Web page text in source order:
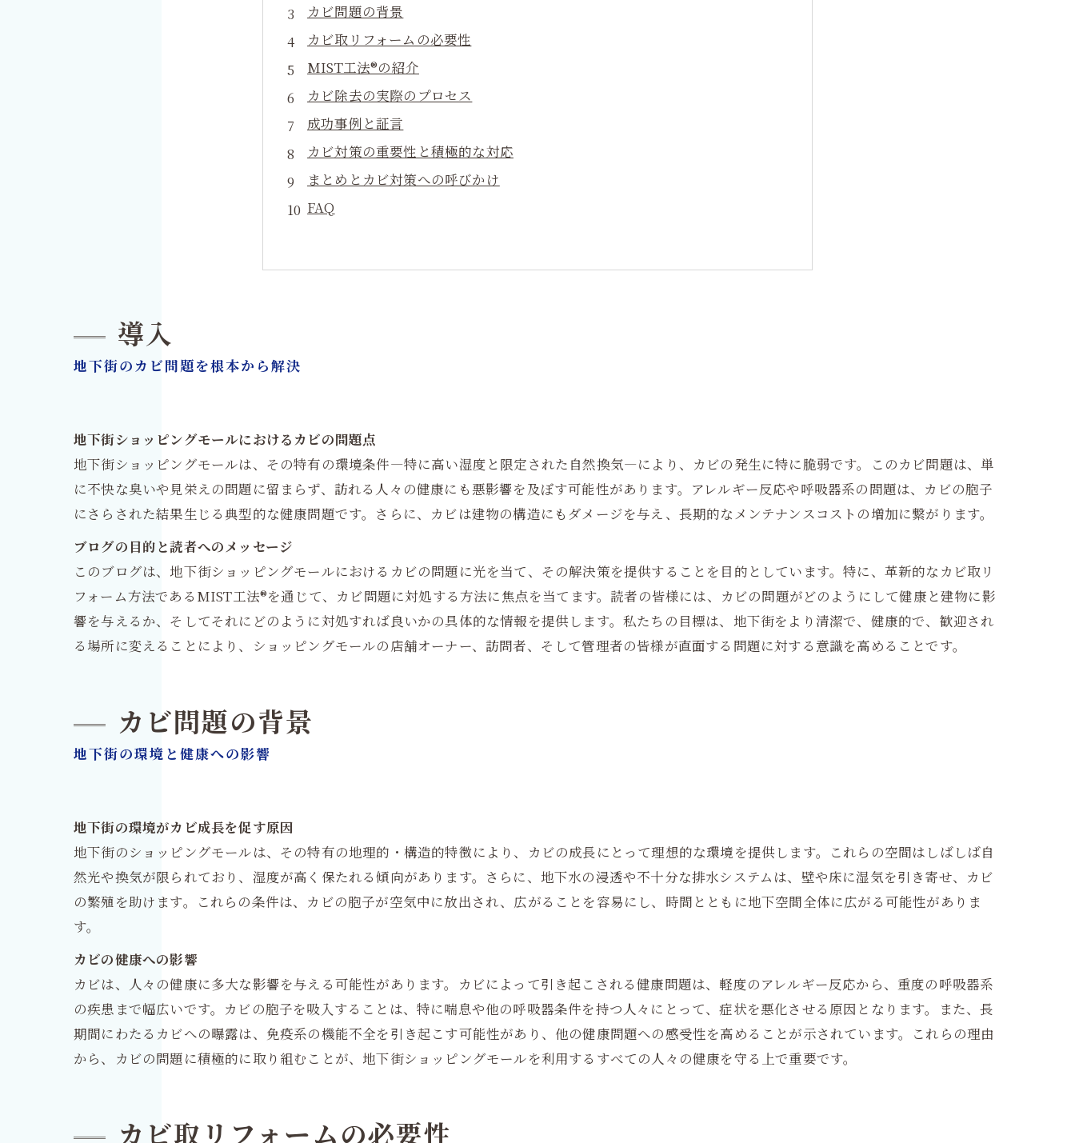
カビ問題の背景
カビ取リフォームの必要性
MIST工法®の紹介
カビ除去の実際のプロセス
成功事例と証言
カビ対策の重要性と積極的な対応
まとめとカビ対策への呼びかけ
FAQ
導入
地下街のカビ問題を根本から解決
地下街ショッピングモールにおけるカビの問題点
地下街ショッピングモールは、その特有の環境条件—特に高い湿度と限定された自然換気—により、カビの発生に特に脆弱です。このカビ問題は、単
に不快な臭いや見栄えの問題に留まらず、訪れる人々の健康にも悪影響を及ぼす可能性があります。アレルギー反応や呼吸器系の問題は、カビの胞子
にさらされた結果生じる典型的な健康問題です。さらに、カビは建物の構造にもダメージを与え、長期的なメンテナンスコストの増加に繋がります。
ブログの目的と読者へのメッセージ
このブログは、地下街ショッピングモールにおけるカビの問題に光を当て、その解決策を提供することを目的としています。特に、革新的なカビ取リ
フォーム方法であるMIST工法®を通じて、カビ問題に対処する方法に焦点を当てます。読者の皆様には、カビの問題がどのようにして健康と建物に影
響を与えるか、そしてそれにどのように対処すれば良いかの具体的な情報を提供します。私たちの目標は、地下街をより清潔で、健康的で、歓迎され
る場所に変えることにより、ショッピングモールの店舗オーナー、訪問者、そして管理者の皆様が直面する問題に対する意識を高めることです。
カビ問題の背景
地下街の環境と健康への影響
地下街の環境がカビ成長を促す原因
地下街のショッピングモールは、その特有の地理的・構造的特徴により、カビの成長にとって理想的な環境を提供します。これらの空間はしばしば自
然光や換気が限られており、湿度が高く保たれる傾向があります。さらに、地下水の浸透や不十分な排水システムは、壁や床に湿気を引き寄せ、カビ
の繁殖を助けます。これらの条件は、カビの胞子が空気中に放出され、広がることを容易にし、時間とともに地下空間全体に広がる可能性がありま
す。
カビの健康への影響
カビは、人々の健康に多大な影響を与える可能性があります。カビによって引き起こされる健康問題は、軽度のアレルギー反応から、重度の呼吸器系
の疾患まで幅広いです。カビの胞子を吸入することは、特に喘息や他の呼吸器条件を持つ人々にとって、症状を悪化させる原因となります。また、長
期間にわたるカビへの曝露は、免疫系の機能不全を引き起こす可能性があり、他の健康問題への感受性を高めることが示されています。これらの理由
から、カビの問題に積極的に取り組むことが、地下街ショッピングモールを利用するすべての人々の健康を守る上で重要です。